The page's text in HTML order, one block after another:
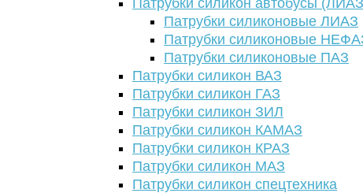
Патрубки силикон автобусы
Патрубки силиконовые ЛИАЗ
Патрубки силиконовые
Патрубки силиконовые ПАЗ
Патрубки силикон ВАЗ
Патрубки силикон ГАЗ
Патрубки силикон ЗИЛ
Патрубки силикон КАМАЗ
Патрубки силикон КРАЗ
Патрубки силикон МАЗ
Патрубки силикон спецтехника